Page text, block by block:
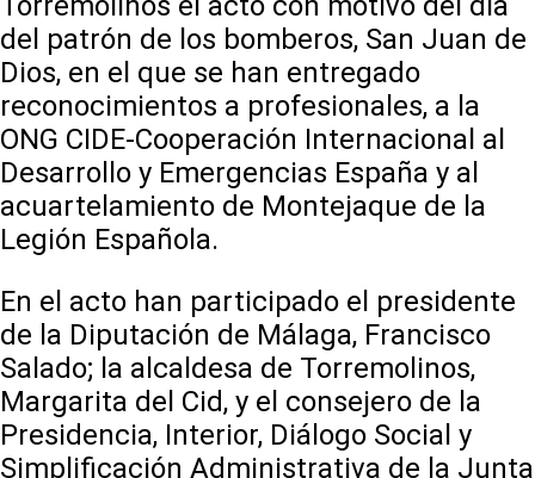
del patrón de los bomberos, San Juan de
Dios, en el que se han entregado
reconocimientos a profesionales, a la
ONG CIDE-Cooperación Internacional al
Desarrollo y Emergencias España y al
acuartelamiento de Montejaque de la
Legión Española.
En el acto han participado el presidente
de la Diputación de Málaga, Francisco
Salado; la alcaldesa de Torremolinos,
Margarita del Cid, y el consejero de la
Presidencia, Interior, Diálogo Social y
Simplificación Administrativa de la Junta